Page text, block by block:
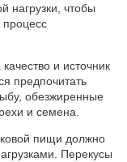
нагрузки, чтобы
и источник
предпочитать
обезжиренные
и семена.
пищи должно
Перекусы